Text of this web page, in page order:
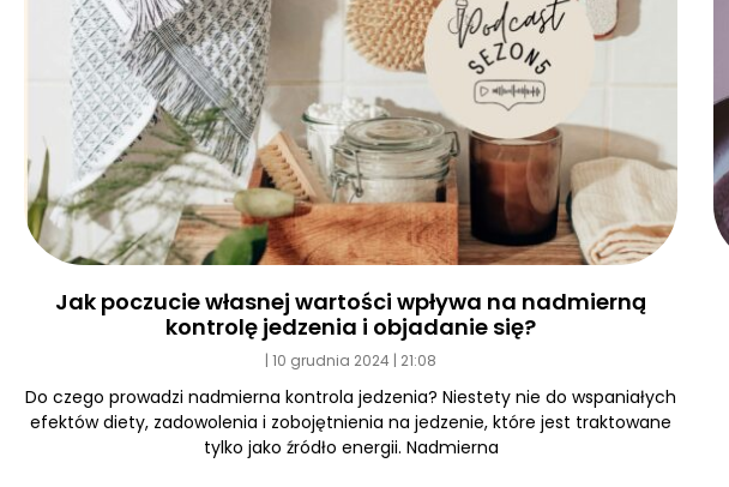
Jak poczucie własnej wartości wpływa na nadmierną
kontrolę jedzenia i objadanie się?
10 grudnia 2024 21:08
Do czego prowadzi nadmierna kontrola jedzenia? Niestety nie do wspaniałych
efektów diety, zadowolenia i zobojętnienia na jedzenie, które jest traktowane
tylko jako źródło energii. Nadmierna